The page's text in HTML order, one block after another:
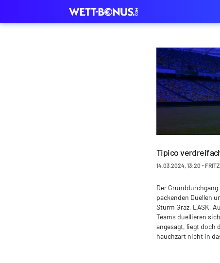
Tipico
14.03.2024,13:20-
Der
packenden Duellen
Sturm Graz, LASK,
Teams duellieren
angesagt, liegt doch
hauchzart nicht in